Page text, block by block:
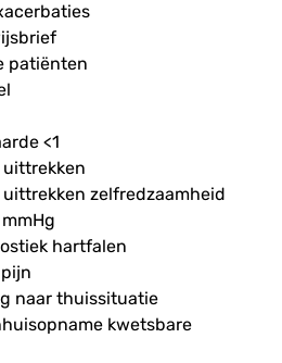
patiënten
<1
zelfredzaamheid
hartfalen
naar thuissituatie
kwetsbare